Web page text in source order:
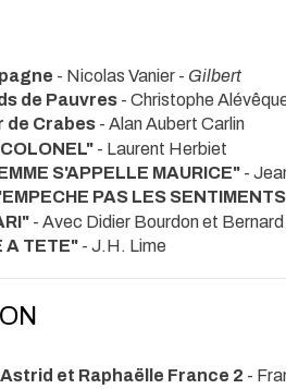
- Nicolas Vanier - Gilbert
de Pauvres - Christophe
de Crabes - Alan Aubert Carlin
- Laurent Herbiet
S'APPELLE MAURICE" -
PAS LES
- Avec Didier Bourdon et
A TETE" - J.H. Lime
Astrid et Raphaëlle France 2 -